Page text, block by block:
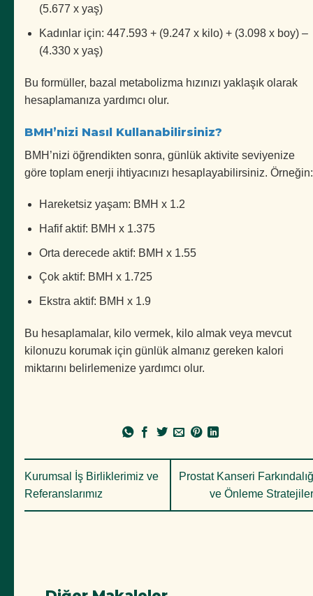
(5.677 x yaş)
Kadınlar için: 447.593 + (9.247 x kilo) + (3.098 x boy) –
(4.330 x yaş)
Bu formüller, bazal metabolizma hızınızı yaklaşık olarak
hesaplamanıza yardımcı olur.
BMH’nizi Nasıl Kullanabilirsiniz?
BMH’nizi öğrendikten sonra, günlük aktivite seviyenize
göre toplam enerji ihtiyacınızı hesaplayabilirsiniz. Örneğin:
Hareketsiz yaşam: BMH x 1.2
Hafif aktif: BMH x 1.375
Orta derecede aktif: BMH x 1.55
Çok aktif: BMH x 1.725
Ekstra aktif: BMH x 1.9
Bu hesaplamalar, kilo vermek, kilo almak veya mevcut
kilonuzu korumak için günlük almanız gereken kalori
miktarını belirlemenize yardımcı olur.
Kurumsal İş Birliklerimiz ve
Referanslarımız
Prostat Kanseri
ve Önleme